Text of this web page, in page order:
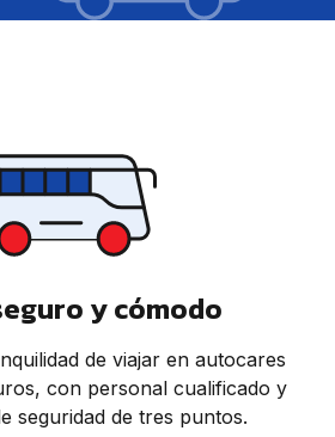
y cómodo
de viajar en autocares
con personal cualificado y
seguridad de tres puntos.